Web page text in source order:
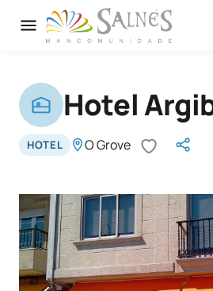
Hotel
HOTEL O Grove